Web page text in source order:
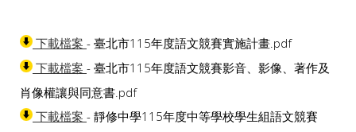
下載檔案 - 臺北市115年度語文競賽實施計畫.pdf
下載檔案 - 臺北市115年度語文競賽影音、影像、著作及
肖像權讓與同意書.pdf
下載檔案 - 靜修中學115年度中等學校學生組語文競賽